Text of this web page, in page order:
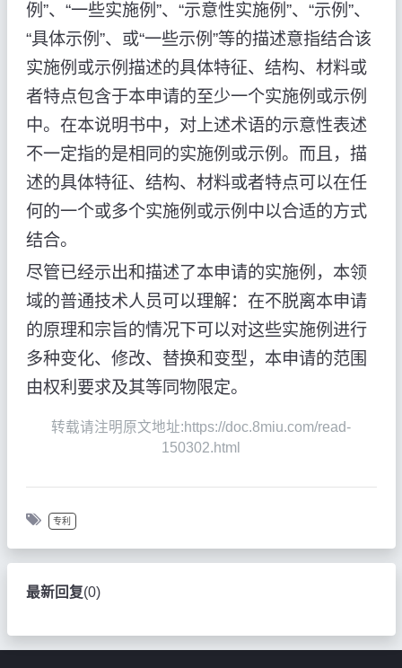
例”、“一些实施例”、“示意性实施例”、“示例”、
“具体示例”、或“一些示例”等的描述意指结合该
实施例或示例描述的具体特征、结构、材料或
者特点包含于本申请的至少一个实施例或示例
中。在本说明书中，对上述术语的示意性表述
不一定指的是相同的实施例或示例。而且，描
述的具体特征、结构、材料或者特点可以在任
何的一个或多个实施例或示例中以合适的方式
结合。
尽管已经示出和描述了本申请的实施例，本领
域的普通技术人员可以理解：在不脱离本申请
的原理和宗旨的情况下可以对这些实施例进行
多种变化、修改、替换和变型，本申请的范围
由权利要求及其等同物限定。
转载请注明原文地址:https://doc.8miu.com/read-
150302.html
专利
最新回复(0)